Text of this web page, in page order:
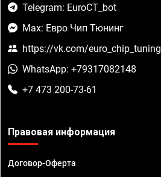
Telegram: EuroCT_bot
Max: Евро Чип Тюнинг
https://vk.com/euro_chip_tuning
WhatsApp: +79317082148
+7 473 200-73-61
Правовая информация
Договор-Оферта